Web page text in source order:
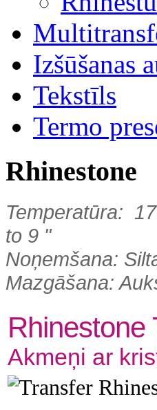
Izšūšanas
Tekstīls
Termo
Rhinestone
Temperatūra:
to 9 "
Noņemšana:
Mazgāšana:
Rhinestone
Akmeņi ar